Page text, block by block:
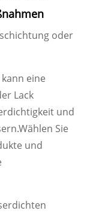
oder
eine
Lack
und
Sie
und